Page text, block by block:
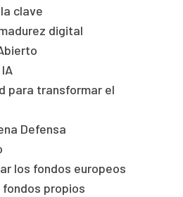
clave
digital
para transformar el
Defensa
los fondos europeos
fondos propios